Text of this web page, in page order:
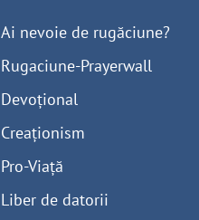
Ai nevoie de rugăciune?
Rugaciune-Prayerwall
Devoțional
Creaționism
Pro-Viață
Liber de datorii